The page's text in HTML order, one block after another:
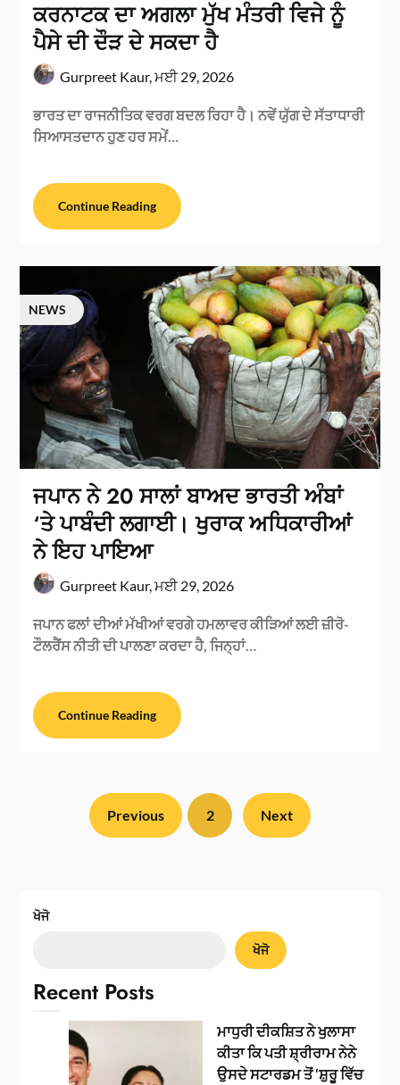
ਕਰਨਾਟਕ ਦਾ ਅਗਲਾ ਮੁੱਖ ਮੰਤਰੀ ਵਿਜੇ ਨੂੰ
ਪੈਸੇ ਦੀ ਦੌੜ ਦੇ ਸਕਦਾ ਹੈ
Gurpreet Kaur,ਮਈ 29, 2026
ਭਾਰਤ ਦਾ ਰਾਜਨੀਤਿਕ ਵਰਗ ਬਦਲ ਰਿਹਾ ਹੈ। ਨਵੇਂ ਯੁੱਗ ਦੇ ਸੱਤਾਧਾਰੀ
ਸਿਆਸਤਦਾਨ ਹੁਣ ਹਰ ਸਮੇਂ…
Continue Reading
NEWS
ਜਪਾਨ ਨੇ 20 ਸਾਲਾਂ ਬਾਅਦ ਭਾਰਤੀ ਅੰਬਾਂ
‘ਤੇ ਪਾਬੰਦੀ ਲਗਾਈ। ਖੁਰਾਕ ਅਧਿਕਾਰੀਆਂ
ਨੇ ਇਹ ਪਾਇਆ
Gurpreet Kaur,ਮਈ 29, 2026
ਜਪਾਨ ਫਲਾਂ ਦੀਆਂ ਮੱਖੀਆਂ ਵਰਗੇ ਹਮਲਾਵਰ ਕੀੜਿਆਂ ਲਈ ਜ਼ੀਰੋ-
ਟੌਲਰੈਂਸ ਨੀਤੀ ਦੀ ਪਾਲਣਾ ਕਰਦਾ ਹੈ, ਜਿਨ੍ਹਾਂ…
Continue Reading
Previous 2 Next
ਖੋਜੋ
ਖੋਜੋ
Recent Posts
ਮਾਧੁਰੀ ਦੀਕਸ਼ਿਤ ਨੇ ਖੁਲਾਸਾ
ਕੀਤਾ ਕਿ ਪਤੀ ਸ਼੍ਰੀਰਾਮ ਨੇਨੇ
ਉਸਦੇ ਸਟਾਰਡਮ ਤੋਂ ‘ਸ਼ੁਰੂ ਵਿੱਚ